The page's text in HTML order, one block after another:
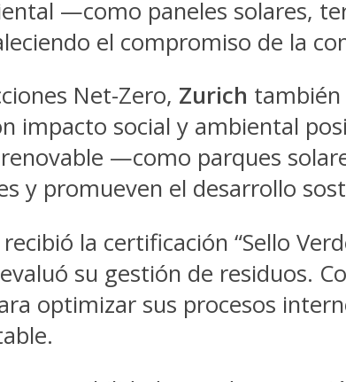
—como paneles solares,
el compromiso de la
Net-Zero, Zurich también
impacto social y ambiental
—como parques
y promueven el desarrollo
la certificación “Sello
su gestión de residuos.
optimizar sus procesos